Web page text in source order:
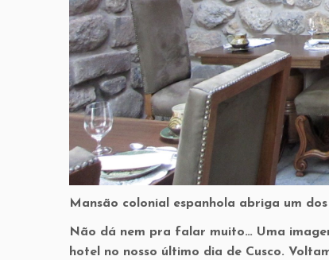
Mansão colonial espanhola abriga um
Não dá nem pra falar muito… Uma
hotel no nosso último dia de Cusco.